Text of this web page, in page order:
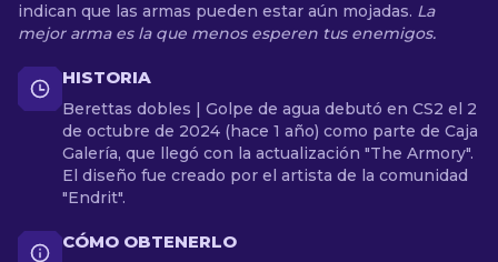
indican que las armas pueden estar aún mojadas. La
mejor arma es la que menos esperen tus enemigos.
HISTORIA
Berettas dobles | Golpe de agua debutó en CS2 el 2
de octubre de 2024 (hace 1 año) como parte de Caja
Galería, que llegó con la actualización "The Armory".
El diseño fue creado por el artista de la comunidad
"Endrit".
CÓMO OBTENERLO